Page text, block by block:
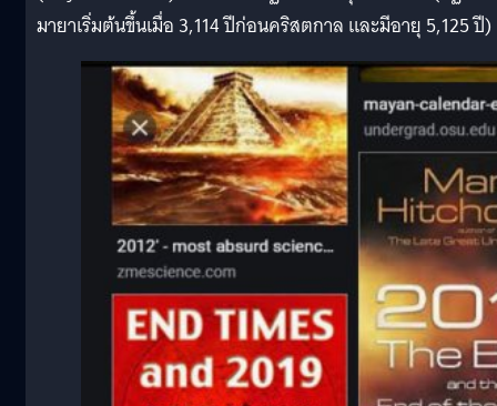
มายาเริ่มต้นขึ้นเมื่อ 3,114 ปีก่อนคริสตกาล และมีอายุ 5,125 ปี)